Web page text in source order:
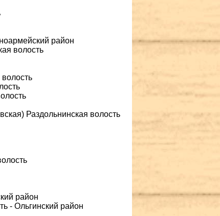
район
волость
Раздольнинская волость
район
- Ольгинский район